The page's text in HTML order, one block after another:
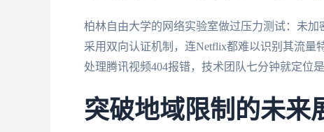
柏林自由大学的网络实验室做过压力测试：未
采用双向认证机制，连Netflix都难以识别其流量
处理腾讯视频404报错，技术团队七分钟就定位
突破地域限制的未来